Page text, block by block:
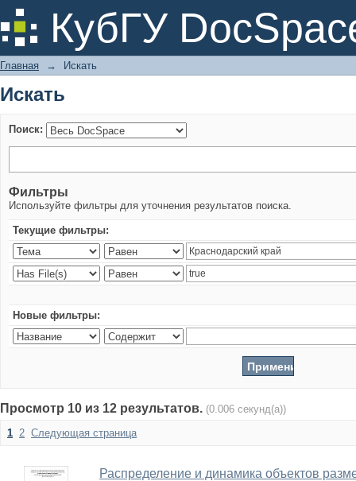
КубГУ
Искать
Главная → Искать
Искать
Поиск:
Фильтры
Используйте фильтры для уточнения результатов поиска.
Текущие фильтры:
Новые фильтры:
Просмотр 10 из 12 результатов. (0.006 секунд(а))
1 2 Следующая страница
Распределение и динамика объектов